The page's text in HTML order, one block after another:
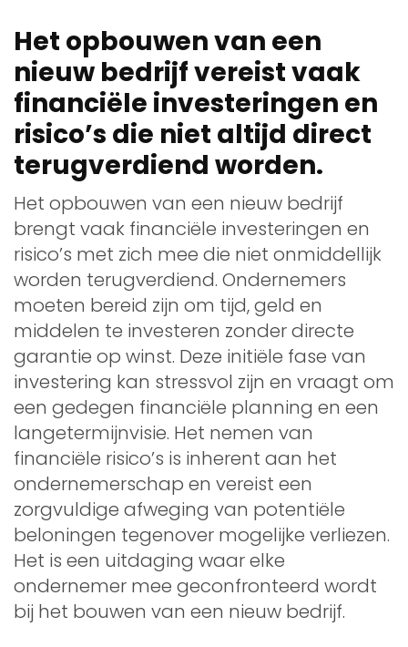
Het opbouwen van een
nieuw bedrijf vereist vaak
financiële investeringen en
risico’s die niet altijd direct
terugverdiend worden.
Het opbouwen van een nieuw bedrijf
brengt vaak financiële investeringen en
risico’s met zich mee die niet onmiddellijk
worden terugverdiend. Ondernemers
moeten bereid zijn om tijd, geld en
middelen te investeren zonder directe
garantie op winst. Deze initiële fase van
investering kan stressvol zijn en vraagt om
een gedegen financiële planning en een
langetermijnvisie. Het nemen van
financiële risico’s is inherent aan het
ondernemerschap en vereist een
zorgvuldige afweging van potentiële
beloningen tegenover mogelijke verliezen.
Het is een uitdaging waar elke
ondernemer mee geconfronteerd wordt
bij het bouwen van een nieuw bedrijf.